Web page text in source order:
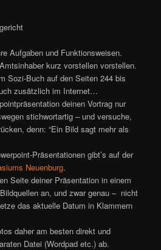
Aufgaben und Funktionsweisen.
kurz vorstellen vorstellen.
Sozi-Buch auf den Seiten 244 bis
zusätzlich im Internet…
deinen Vortrag nur
stichwortartig – und versuche,
denn: “Ein Bild sagt mehr als
Präsentationen gibt’s auf der
Neuenburg.
Seite deiner Präsentation in einem
an, und zwar genau – nicht
das aktuelle Datum in Klammern
daher am besten direkt und
Datei (Wordpad etc.) ab.